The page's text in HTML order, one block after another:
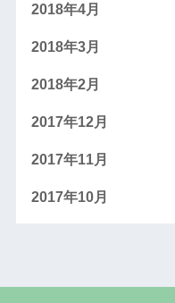
2018年4月
2018年3月
2018年2月
2017年12月
2017年11月
2017年10月